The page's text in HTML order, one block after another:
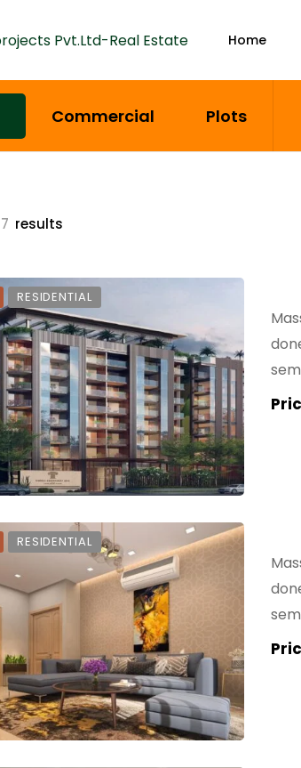
Home
Commercial Plots
7 results
RESIDENTIAL
RESIDENTIAL